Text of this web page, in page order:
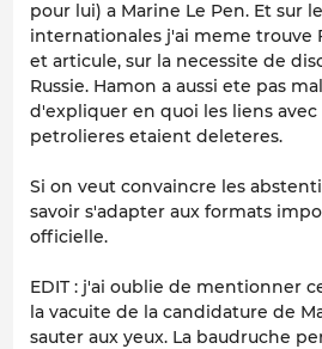
pour lui) a Marine Le Pen. Et sur
internationales j'ai meme trouve
et articule, sur la necessite de
Russie. Hamon a aussi ete pas
d'expliquer en quoi les liens
petrolieres etaient deleteres.
Si on veut convaincre les
savoir s'adapter aux formats
officielle.
EDIT : j'ai oublie de mentionner
la vacuite de la candidature de
sauter aux yeux. La baudruche